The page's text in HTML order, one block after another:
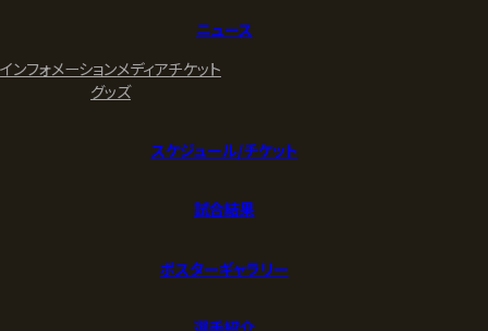
ニュース
インフォメーションメディアチケット
グッズ
スケジュール/チケット
試合結果
ポスターギャラリー